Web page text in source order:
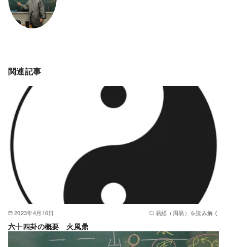
関連記事
2023年4月16日 易経（周易）を読み解く
六十四卦の概要 火風鼎